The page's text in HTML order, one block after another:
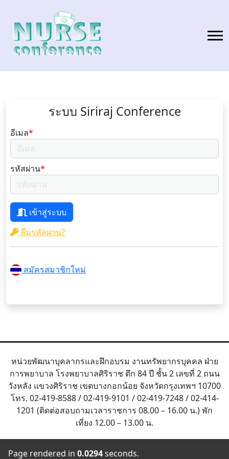
ระบบ Siriraj Conference
อีเมล*
รหัสผ่าน*
เข้าสู่ระบบ
ลืมรหัสผ่าน?
สมัครสมาชิกใหม่
หน่วยพัฒนาบุคลากรและฝึกอบรม งานทรัพยากรบุคคล ฝ่าย
การพยาบาล โรงพยาบาลศิริราช ตึก 84 ปี ชั้น 2 เลขที่ 2 ถนน
วังหลัง แขวงศิริราช เขตบางกอกน้อย จังหวัดกรุงเทพฯ 10700
โทร. 02-419-8588 / 02-419-9101 / 02-419-7248 / 02-414-
1201 (ติดต่อสอบถามเวลาราชการ 08.00 – 16.00 น.) พัก
เที่ยง 12.00 – 13.00 น.
Page rendered in 0.0294seconds.